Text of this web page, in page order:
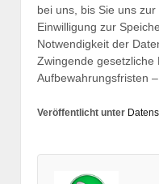
bei uns, bis Sie uns
Einwilligung zur
Notwendigkeit der
Zwingende gesetzliche
Aufbewahrungsfristen
Veröffentlicht unter